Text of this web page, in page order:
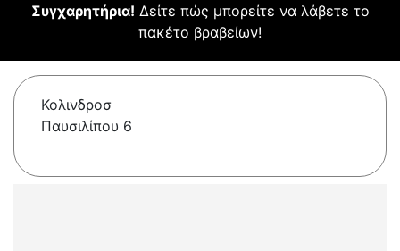
Συγχαρητήρια! Δείτε πώς μπορείτε να λάβετε το
πακέτο βραβείων!
Κολινδροσ
Παυσιλίπου 6